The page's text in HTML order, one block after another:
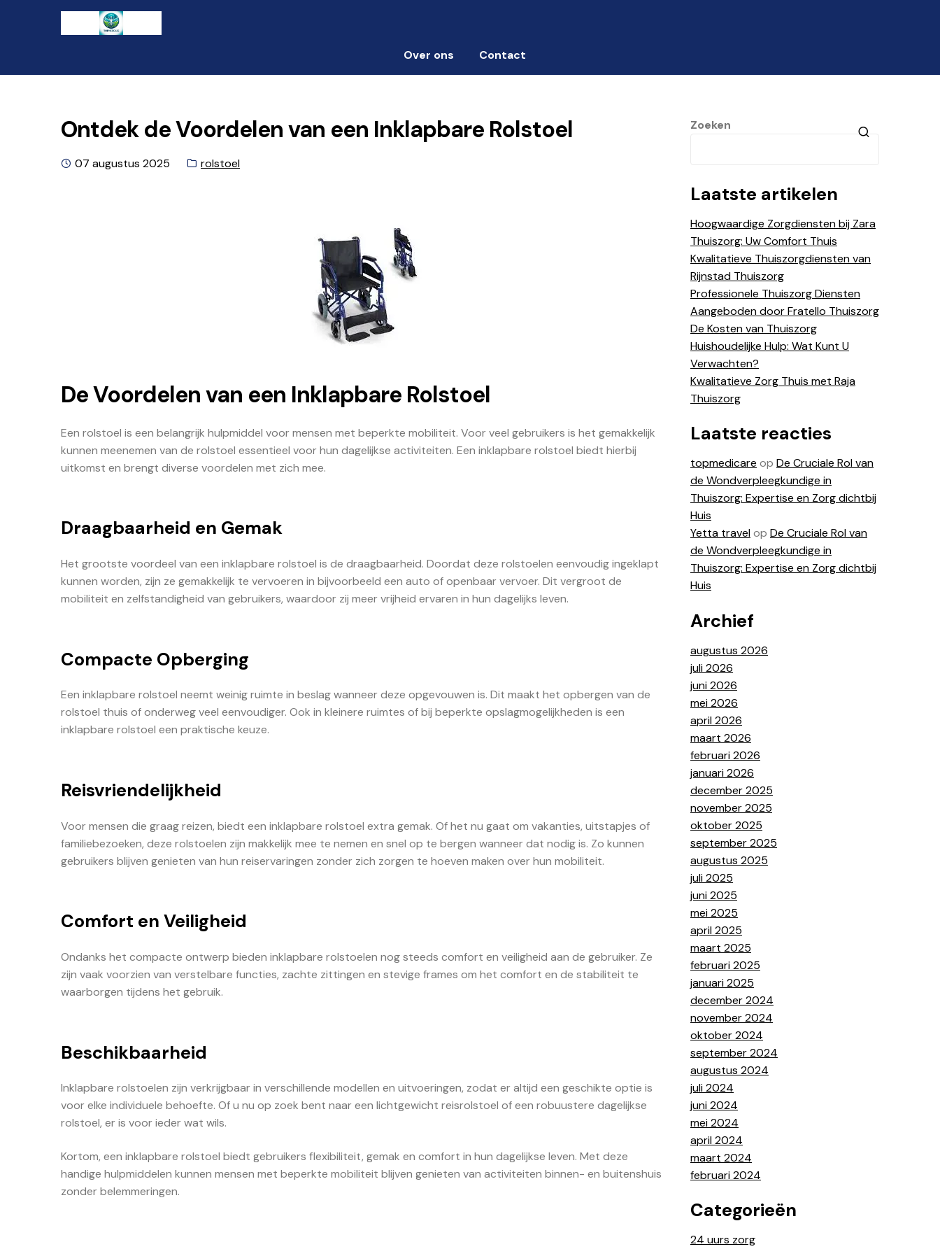
Over ons Contact
Ontdek de Voordelen van een Inklapbare Rolstoel
Geplaatst
07 augustus 2025 Categorie:
rolstoel
De Voordelen van een Inklapbare Rolstoel
Een rolstoel is een belangrijk hulpmiddel voor mensen met beperkte mobiliteit. Voor veel gebruikers is het gemakkelijk
kunnen meenemen van de rolstoel essentieel voor hun dagelijkse activiteiten. Een inklapbare rolstoel biedt hierbij
uitkomst en brengt diverse voordelen met zich mee.
Draagbaarheid en Gemak
Het grootste voordeel van een inklapbare rolstoel is de draagbaarheid. Doordat deze rolstoelen eenvoudig ingeklapt
kunnen worden, zijn ze gemakkelijk te vervoeren in bijvoorbeeld een auto of openbaar vervoer. Dit vergroot de
mobiliteit en zelfstandigheid van gebruikers, waardoor zij meer vrijheid ervaren in hun dagelijks leven.
Compacte Opberging
Een inklapbare rolstoel neemt weinig ruimte in beslag wanneer deze opgevouwen is. Dit maakt het opbergen van de
rolstoel thuis of onderweg veel eenvoudiger. Ook in kleinere ruimtes of bij beperkte opslagmogelijkheden is een
inklapbare rolstoel een praktische keuze.
Reisvriendelijkheid
Voor mensen die graag reizen, biedt een inklapbare rolstoel extra gemak. Of het nu gaat om vakanties, uitstapjes of
familiebezoeken, deze rolstoelen zijn makkelijk mee te nemen en snel op te bergen wanneer dat nodig is. Zo kunnen
gebruikers blijven genieten van hun reiservaringen zonder zich zorgen te hoeven maken over hun mobiliteit.
Comfort en Veiligheid
Ondanks het compacte ontwerp bieden inklapbare rolstoelen nog steeds comfort en veiligheid aan de gebruiker. Ze
zijn vaak voorzien van verstelbare functies, zachte zittingen en stevige frames om het comfort en de stabiliteit te
waarborgen tijdens het gebruik.
Beschikbaarheid
Inklapbare rolstoelen zijn verkrijgbaar in verschillende modellen en uitvoeringen, zodat er altijd een geschikte optie is
voor elke individuele behoefte. Of u nu op zoek bent naar een lichtgewicht reisrolstoel of een robuustere dagelijkse
rolstoel, er is voor ieder wat wils.
Kortom, een inklapbare rolstoel biedt gebruikers flexibiliteit, gemak en comfort in hun dagelijkse leven. Met deze
handige hulpmiddelen kunnen mensen met beperkte mobiliteit blijven genieten van activiteiten binnen- en buitenshuis
zonder belemmeringen.
Zoeken
Laatste artikelen
Hoogwaardige Zorgdiensten bij Zara
Thuiszorg: Uw Comfort Thuis
Kwalitatieve Thuiszorgdiensten van
Rijnstad Thuiszorg
Professionele Thuiszorg Diensten
Aangeboden door Fratello Thuiszorg
De Kosten van Thuiszorg
Huishoudelijke Hulp: Wat Kunt U
Verwachten?
Kwalitatieve Zorg Thuis met Raja
Thuiszorg
Laatste reacties
topmedicare op De Cruciale Rol van
de Wondverpleegkundige in
Thuiszorg: Expertise en Zorg dichtbij
Huis
Yetta travelop De Cruciale Rol van
de Wondverpleegkundige in
Thuiszorg: Expertise en Zorg dichtbij
Huis
Archief
augustus 2026
juli 2026
juni 2026
mei 2026
april 2026
maart 2026
februari 2026
januari 2026
december 2025
november 2025
oktober 2025
september 2025
augustus 2025
juli 2025
juni 2025
mei 2025
april 2025
maart 2025
februari 2025
januari 2025
december 2024
november 2024
oktober 2024
september 2024
augustus 2024
juli 2024
juni 2024
mei 2024
april 2024
maart 2024
februari 2024
Categorieën
24 uurs zorg